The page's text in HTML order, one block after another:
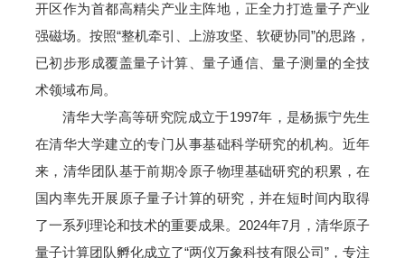
开区作为首都高精尖产业主阵地，正全力打造量子产业
强磁场。按照“整机牵引、上游攻坚、软硬协同”的思路，
已初步形成覆盖量子计算、量子通信、量子测量的全技
术领域布局。
清华大学高等研究院成立于1997年，是杨振宁先生
在清华大学建立的专门从事基础科学研究的机构。近年
来，清华团队基于前期冷原子物理基础研究的积累，在
国内率先开展原子量子计算的研究，并在短时间内取得
了一系列理论和技术的重要成果。2024年7月，清华原子
量子计算团队孵化成立了“两仪万象科技有限公司”，专注